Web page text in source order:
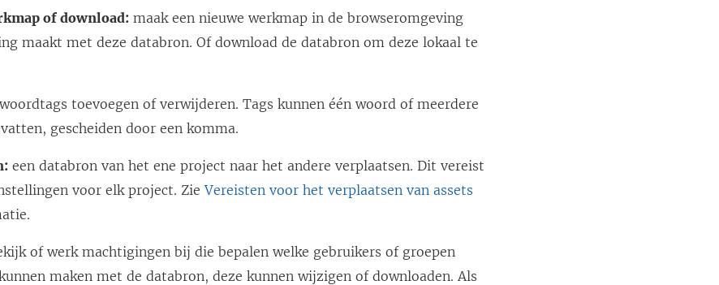
of download: maak een nieuwe werkmap in de browseromgeving
maakt met deze databron. Of download de databron om deze lokaal te
toevoegen of verwijderen. Tags kunnen één woord of meerdere
gescheiden door een komma.
een databron van het ene project naar het andere verplaatsen. Dit vereist
voor elk project. ZieVereisten voor het verplaatsen van assets
of werk machtigingen bij die bepalen welke gebruikers of groepen
maken met de databron, deze kunnen wijzigen of downloaden. Als